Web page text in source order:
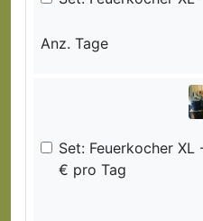
Anz. Tage
Set: Feuerkocher
€ pro Tag